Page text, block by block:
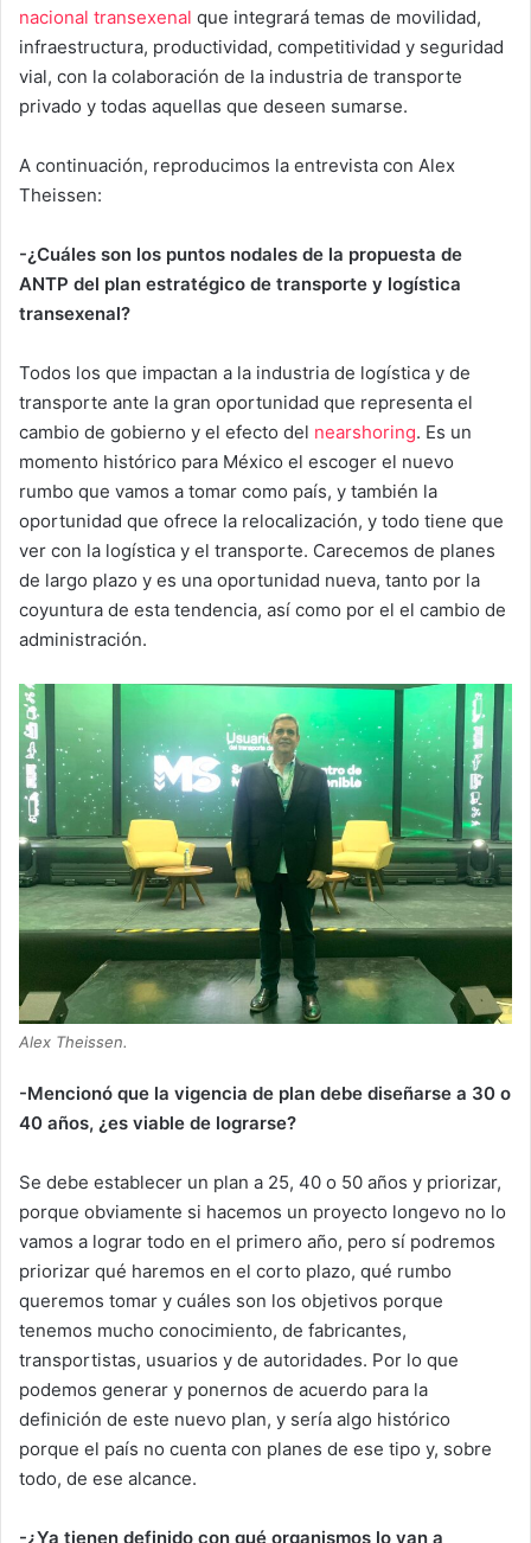
nacional transexenal que integrará temas de movilidad,
infraestructura, productividad, competitividad y seguridad
vial, con la colaboración de la industria de transporte
privado y todas aquellas que deseen sumarse.
A continuación, reproducimos la entrevista con Alex
Theissen:
-¿Cuáles son los puntos nodales de la propuesta de
ANTP del plan estratégico de transporte y logística
transexenal?
Todos los que impactan a la industria de logística y de
transporte ante la gran oportunidad que representa el
cambio de gobierno y el efecto del nearshoring. Es un
momento histórico para México el escoger el nuevo
rumbo que vamos a tomar como país, y también la
oportunidad que ofrece la relocalización, y todo tiene que
ver con la logística y el transporte. Carecemos de planes
de largo plazo y es una oportunidad nueva, tanto por la
coyuntura de esta tendencia, así como por el el cambio de
administración.
Alex Theissen.
-Mencionó que la vigencia de plan debe diseñarse a 30 o
40 años, ¿es viable de lograrse?
Se debe establecer un plan a 25, 40 o 50 años y priorizar,
porque obviamente si hacemos un proyecto longevo no lo
vamos a lograr todo en el primero año, pero sí podremos
priorizar qué haremos en el corto plazo, qué rumbo
queremos tomar y cuáles son los objetivos porque
tenemos mucho conocimiento, de fabricantes,
transportistas, usuarios y de autoridades. Por lo que
podemos generar y ponernos de acuerdo para la
definición de este nuevo plan, y sería algo histórico
porque el país no cuenta con planes de ese tipo y, sobre
todo, de ese alcance.
-¿Ya tienen definido con qué organismos lo van a